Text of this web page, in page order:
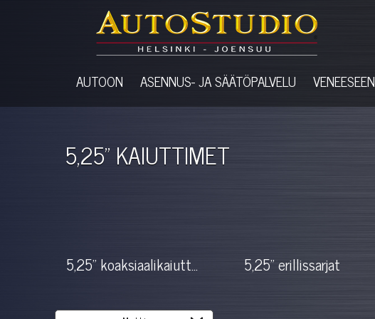
AUTOON ASENNUS- JA SÄÄTÖPALVELU VENEESEEN
5,25" KAIUTTIMET
5,25" koaksiaalikaiutt... 5,25" erillissarjat